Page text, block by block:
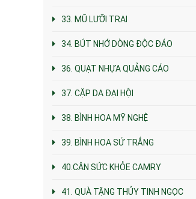
33. MŨ LƯỠI TRAI
34. BÚT NHỚ DÒNG ĐỘC ĐÁO
36. QUẠT NHỰA QUẢNG CÁO
37. CẶP DA ĐẠI HỘI
38. BÌNH HOA MỸ NGHỆ
39. BÌNH HOA SỨ TRẮNG
40.CÂN SỨC KHỎE CAMRY
41. QUÀ TẶNG THỦY TINH NGỌC